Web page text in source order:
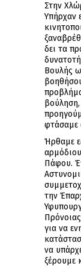
Στην
Υπήρχαν
δει τα
Βουλής
φτάσαμε
Ήρθαμε
Πάφου.
την
για να
να
ξέρουμε